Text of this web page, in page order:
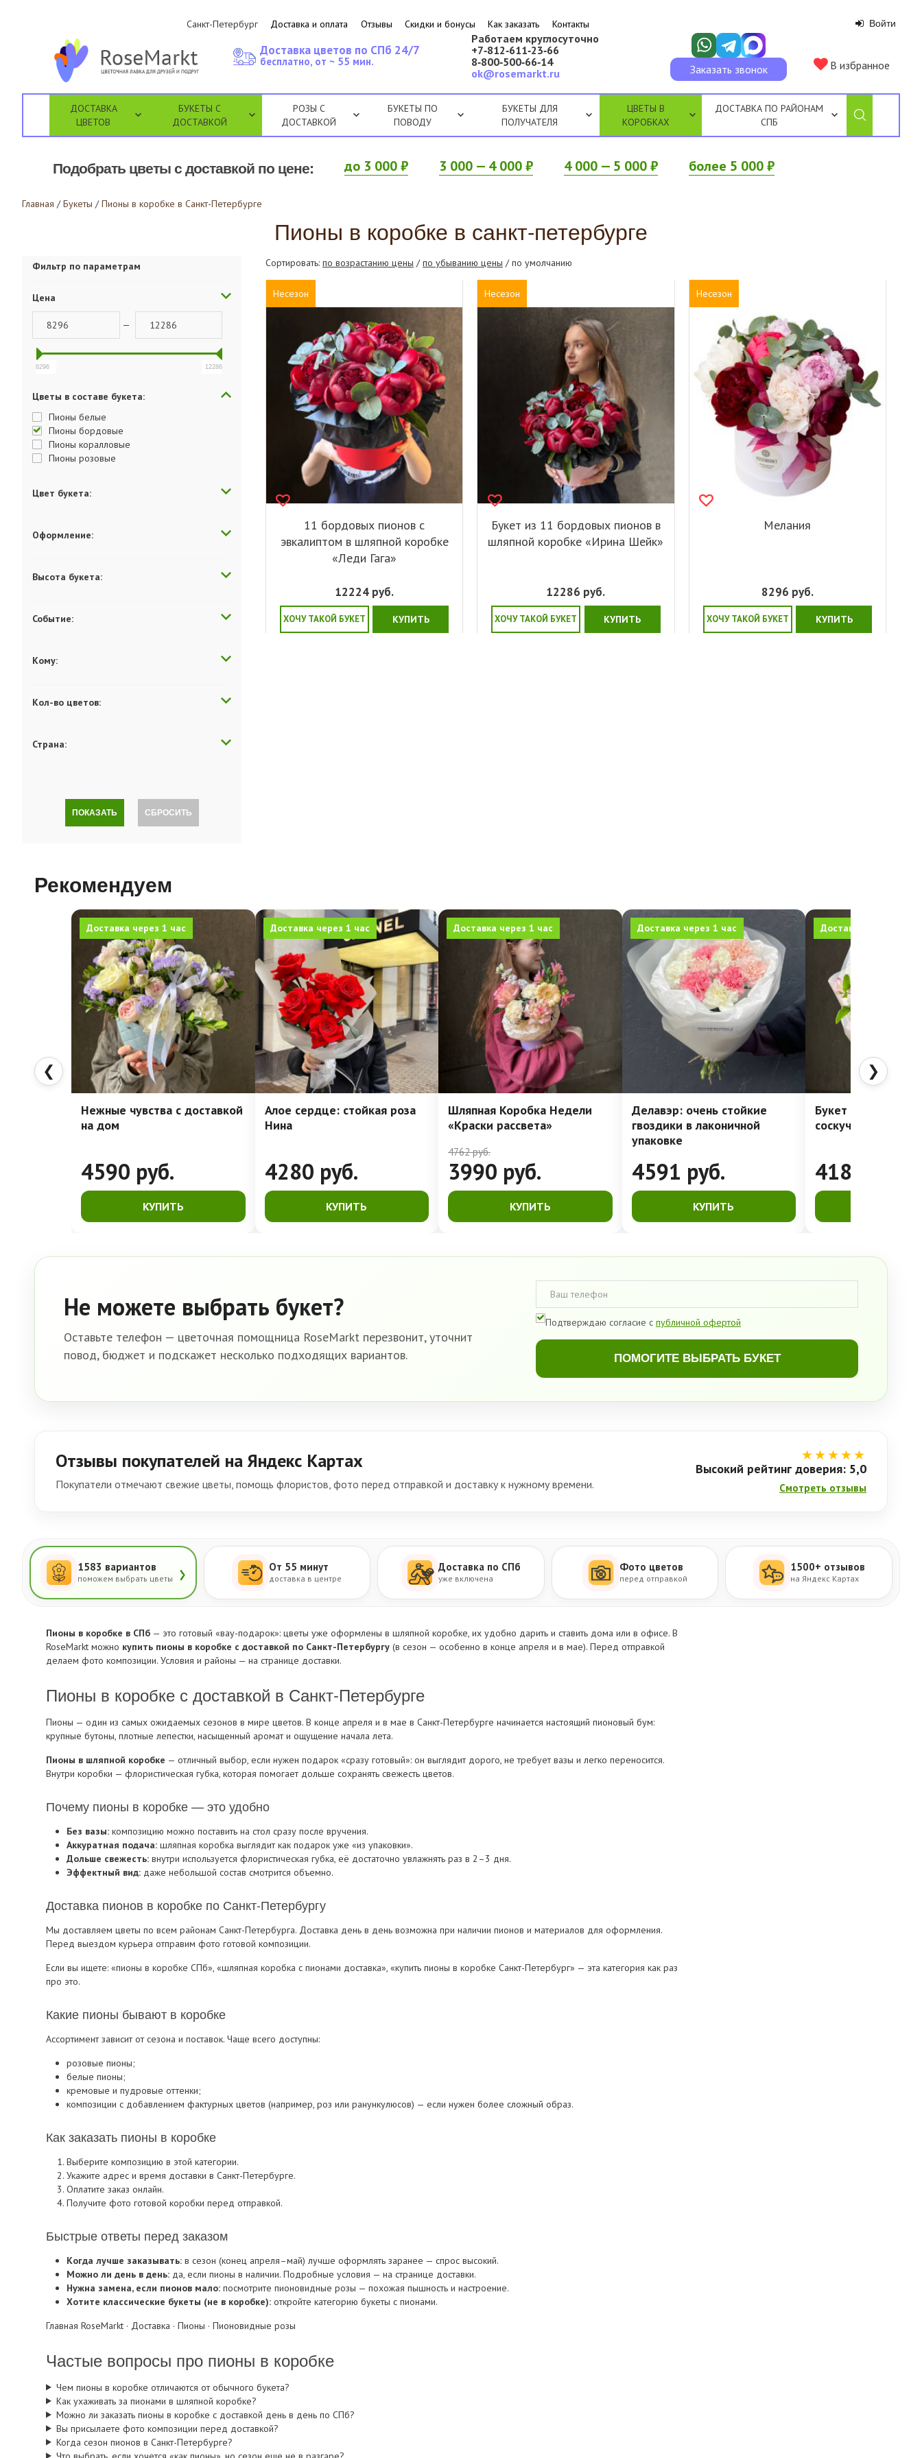
Санкт-Петербург Доставка и оплата Отзывы Скидки и бонусы Как заказать Контакты Войти
Работаем круглосуточно
+7‑812‑611‑23‑66
8‑800‑500‑66‑14
ok@rosemarkt.ru
Заказать звонок В избранное
Доставка цветов по СПб 24/7
бесплатно, от ~ 55 мин.
ДОСТАВКА
ЦВЕТОВ
БУКЕТЫ С
ДОСТАВКОЙ
РОЗЫ С
ДОСТАВКОЙ
БУКЕТЫ ПО
ПОВОДУ
БУКЕТЫ ДЛЯ
ПОЛУЧАТЕЛЯ
ЦВЕТЫ В
КОРОБКАХ
ДОСТАВКА ПО РАЙОНАМ
СПБ
Подобрать цветы с доставкой по цене: до 3 000 ₽ 3 000 — 4 000 ₽ 4 000 — 5 000 ₽ более 5 000 ₽
Главная / Букеты / Пионы в коробке в Санкт-Петербурге
Пионы в коробке в санкт-петербурге
Фильтр по параметрам
Цена
—
8296 12286
Цветы в составе букета:
Пионы белые
Пионы бордовые
Пионы коралловые
Пионы розовые
Цвет букета:
Оформление:
Высота букета:
Событие:
Кому:
Кол-во цветов:
Страна:
ПОКАЗАТЬ СБРОСИТЬ
Сортировать: по возрастанию цены /по убыванию цены / по умолчанию
Несезон
11 бордовых пионов с
эвкалиптом в шляпной коробке
«Леди Гага»
12224 руб.
ХОЧУ ТАКОЙ БУКЕТ КУПИТЬ
Несезон
Букет из 11 бордовых пионов в
шляпной коробке «Ирина Шейк»
12286 руб.
ХОЧУ ТАКОЙ БУКЕТ КУПИТЬ
Несезон
Мелания
8296 руб.
ХОЧУ ТАКОЙ БУКЕТ КУПИТЬ
Рекомендуем
❮
Доставка через 1 час
Нежные чувства с доставкой
на дом
4590 руб.
КУПИТЬ
Доставка через 1 час
Алое сердце: стойкая роза
Нина
4280 руб.
КУПИТЬ
Доставка через 1 час
Шляпная Коробка Недели
«Краски рассвета»
4762руб.
3990 руб.
КУПИТЬ
Доставка через 1 час
Делавэр: очень стойкие
гвоздики в лаконичной
упаковке
4591 руб.
КУПИТЬ
Доставка через 1 час
Букет для тех,
соскучился
4182
❯
Не можете выбрать букет?
Оставьте телефон — цветочная помощница RoseMarkt перезвонит, уточнит
повод, бюджет и подскажет несколько подходящих вариантов.
Подтверждаю согласие с публичной офертой
ПОМОГИТЕ ВЫБРАТЬ БУКЕТ
Отзывы покупателей на Яндекс Картах
Покупатели отмечают свежие цветы, помощь флористов, фото перед отправкой и доставку к нужному времени.
★★★★★
Высокий рейтинг доверия: 5,0
Смотреть отзывы
1583 вариантов
поможем выбрать цветы › От 55 минут
доставка в центре
Доставка по СПб
уже включена
Фото цветов
перед отправкой
1500+ отзывов
на Яндекс Картах
Пионы в коробке в СПб — это готовый «вау-подарок»: цветы уже оформлены в шляпной коробке, их удобно дарить и ставить дома или в офисе. В
RoseMarkt можно купить пионы в коробке с доставкой по Санкт-Петербургу (в сезон — особенно в конце апреля и в мае). Перед отправкой
делаем фото композиции. Условия и районы — на странице доставки.
Пионы в коробке с доставкой в Санкт-Петербурге
Пионы — один из самых ожидаемых сезонов в мире цветов. В конце апреля и в мае в Санкт-Петербурге начинается настоящий пионовый бум:
крупные бутоны, плотные лепестки, насыщенный аромат и ощущение начала лета.
Пионы в шляпной коробке — отличный выбор, если нужен подарок «сразу готовый»: он выглядит дорого, не требует вазы и легко переносится.
Внутри коробки — флористическая губка, которая помогает дольше сохранять свежесть цветов.
Почему пионы в коробке — это удобно
Без вазы: композицию можно поставить на стол сразу после вручения.
Аккуратная подача: шляпная коробка выглядит как подарок уже «из упаковки».
Дольше свежесть: внутри используется флористическая губка, её достаточно увлажнять раз в 2–3 дня.
Эффектный вид: даже небольшой состав смотрится объемно.
Доставка пионов в коробке по Санкт-Петербургу
Мы доставляем цветы по всем районам Санкт-Петербурга. Доставка день в день возможна при наличии пионов и материалов для оформления.
Перед выездом курьера отправим фото готовой композиции.
Если вы ищете: «пионы в коробке СПб», «шляпная коробка с пионами доставка», «купить пионы в коробке Санкт-Петербург» — эта категория как раз
про это.
Какие пионы бывают в коробке
Ассортимент зависит от сезона и поставок. Чаще всего доступны:
розовые пионы;
белые пионы;
кремовые и пудровые оттенки;
композиции с добавлением фактурных цветов (например, роз или ранункулюсов) — если нужен более сложный образ.
Как заказать пионы в коробке
Выберите композицию в этой категории.
Укажите адрес и время доставки в Санкт-Петербурге.
Оплатите заказ онлайн.
Получите фото готовой коробки перед отправкой.
Быстрые ответы перед заказом
Когда лучше заказывать: в сезон (конец апреля–май) лучше оформлять заранее — спрос высокий.
Можно ли день в день: да, если пионы в наличии. Подробные условия — на странице доставки.
Нужна замена, если пионов мало: посмотрите пионовидные розы — похожая пышность и настроение.
Хотите классические букеты (не в коробке): откройте категорию букеты с пионами.
Главная RoseMarkt · Доставка · Пионы · Пионовидные розы
Частые вопросы про пионы в коробке
Чем пионы в коробке отличаются от обычного букета?
Как ухаживать за пионами в шляпной коробке?
Можно ли заказать пионы в коробке с доставкой день в день по СПб?
Вы присылаете фото композиции перед доставкой?
Когда сезон пионов в Санкт-Петербурге?